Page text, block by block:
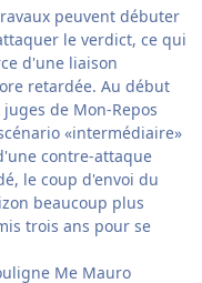
peuvent débuter
le verdict, ce qui
d'une liaison
retardée. Au début
de Mon-Repos
«intermédiaire»
contre-attaque
le coup d'envoi du
beaucoup plus
trois ans pour se
Me Mauro